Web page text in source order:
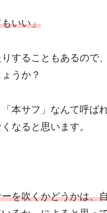
いい」
することもあるので
うか？
本サフ」なんて呼ば
なると思います。
を吹くかどうかは、